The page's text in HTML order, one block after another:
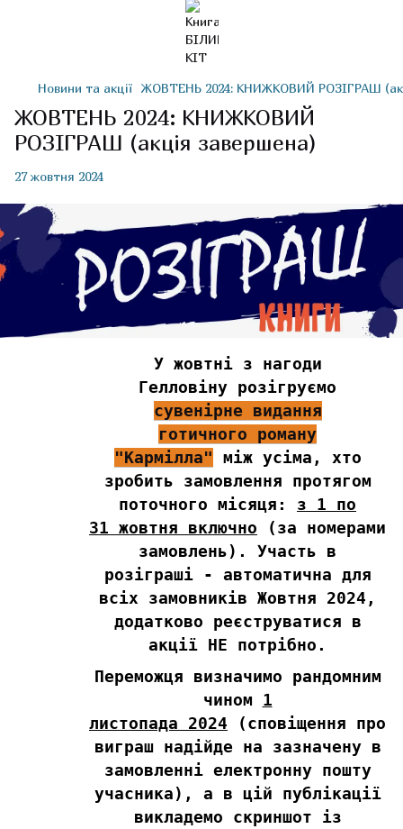
Новини та акції ЖОВТЕНЬ 2024: КНИЖКОВИЙ РОЗІГРАШ
ЖОВТЕНЬ 2024: КНИЖКОВИЙ
РОЗІГРАШ (акція завершена)
27 жовтня 2024
У жовтні з нагоди
Гелловіну розігруємо
сувенірне видання
готичного роману
"Кармілла" між усіма, хто
зробить замовлення протягом
поточного місяця: з 1 по
31 жовтня включно (за номерами
замовлень). Участь в
розіграші - автоматична для
всіх замовників Жовтня 2024,
додатково реєструватися в
акції НЕ потрібно.
Переможця визначимо рандомним
чином 1
листопада 2024 (сповіщення про
виграш надійде на зазначену в
замовленні електронну пошту
учасника), а в цій публікації
викладемо скриншот із